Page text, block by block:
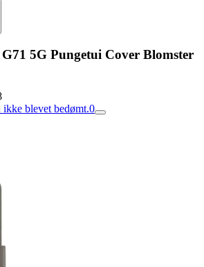
5G Pungetui Cover Blomster
blevet bedømt.0